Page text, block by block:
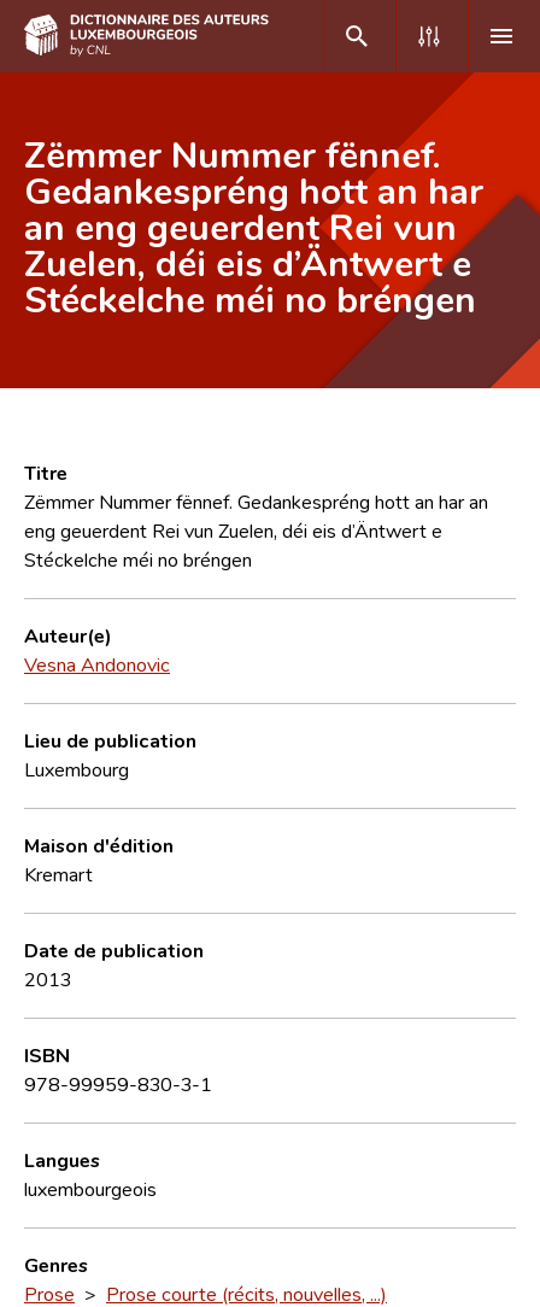
DE FR
Accueil
Auteur(e)s A-Z
Recherche avancée
Équipe scientifique
Contact
Zëmmer Nummer fënnef.
Gedankespréng hott an har
an eng geuerdent Rei vun
Zuelen, déi eis d’Äntwert e
Stéckelche méi no bréngen
Titre
Zëmmer Nummer fënnef. Gedankespréng hott an har an
eng geuerdent Rei vun Zuelen, déi eis d’Äntwert e
Stéckelche méi no bréngen
Auteur(e)
Vesna Andonovic
Lieu de publication
Luxembourg
Maison d'édition
Kremart
Date de publication
2013
ISBN
978-99959-830-3-1
Langues
luxembourgeois
Genres
Prose > Prose courte (récits, nouvelles, ...)